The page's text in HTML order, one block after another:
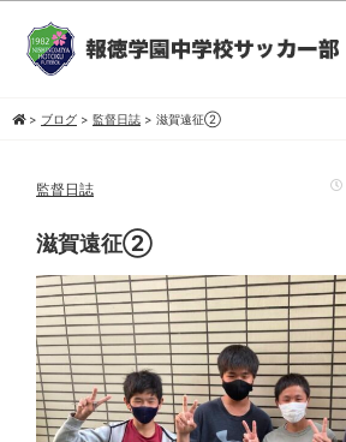
> ブログ > 監督日誌 > 滋賀遠征②
監督日誌
滋賀遠征②